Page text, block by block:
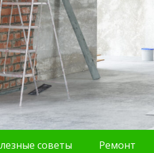
советы Ремонт